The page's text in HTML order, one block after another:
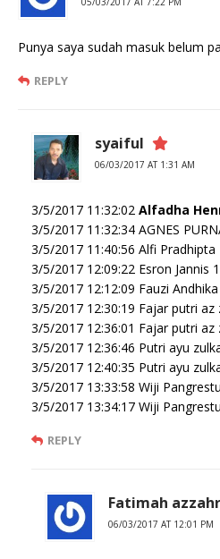
Punya saya sudah masuk belum
REPLY
syaiful
06/03/2017 AT 1:31 AM
3/5/2017 11:32:02 Alfadha
3/5/2017 11:32:34 AGNES
3/5/2017 11:40:56 Alfi Pradhipta
3/5/2017 12:09:22 Esron Jannis
3/5/2017 12:12:09 Fauzi
3/5/2017 12:30:19 Fajar putri az
3/5/2017 12:36:01 Fajar putri az
3/5/2017 12:36:46 Putri ayu
3/5/2017 12:40:35 Putri ayu
3/5/2017 13:33:58 Wiji
3/5/2017 13:34:17 Wiji
REPLY
Fatimah
06/03/2017 AT 12:01 PM